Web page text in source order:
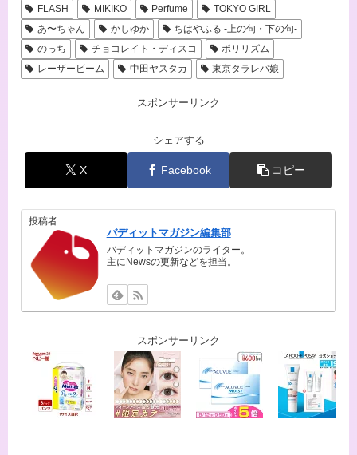
FLASH MIKIKO Perfume
TOKYO GIRL
あ〜ちゃん
かしゆか
ちはやふる -上の句・下の句-
のっち
チョコレイト・ディスコ
ポリリズム
レーザービーム
中田ヤスタカ 東京タラレバ娘
スポンサーリンク
シェアする
X Facebook コピー
投稿者
バディットマガジン編集部
バディットマガジンのライター。
主にNewsの更新などを担当。
スポンサーリンク